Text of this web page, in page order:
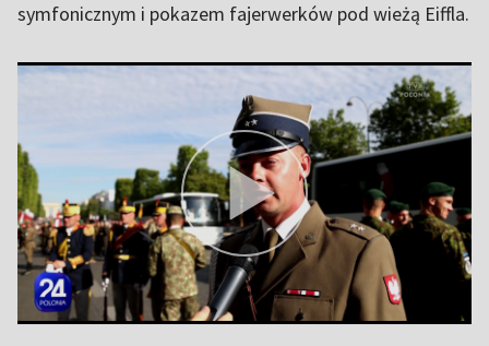
symfonicznym i pokazem fajerwerków pod wieżą Eiffla.